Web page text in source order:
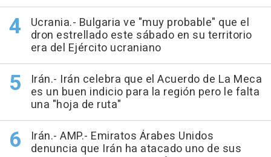
Ucrania.- Bulgaria ve "muy probable" que el
dron estrellado este sábado en su territorio
era del Ejército ucraniano
Irán.- Irán celebra que el Acuerdo de La Meca
es un buen indicio para la región pero le falta
una "hoja de ruta"
Irán.- AMP.- Emiratos Árabes Unidos
denuncia que Irán ha atacado uno de sus